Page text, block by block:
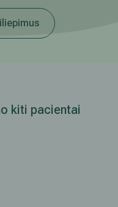
kiti pacientai